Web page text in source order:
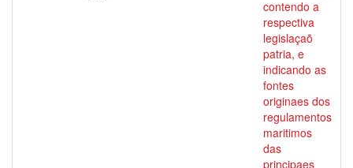
contendo a
respectiva
legislaçaõ
patria, e
indicando as
fontes
originaes dos
regulamentos
maritimos
das
principaes